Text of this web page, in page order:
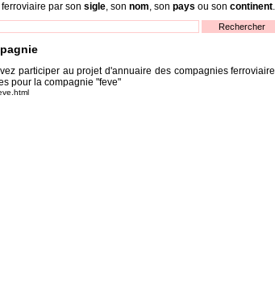
par son sigle, son nom, son pays ou son continent.
participer au projet d'annuaire des compagnies
pour la compagnie "feve"